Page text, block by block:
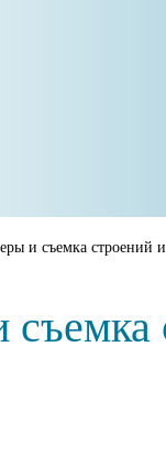
и съемка строений